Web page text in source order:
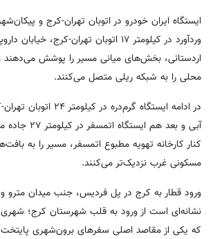
ایستگاه ایران خودرو در اتوبان تهران-کرج و
وردآورد در کیلومتر ۱۷ اتوبان تهران-کرج،
اردستانی، بخش‌های میانی مسیر را پوشش می‌دهند
محلی را به شبکه ریلی متصل می‌کنند.
در ادامه ایستگاه گرم‌دره در
آبی و بعد هم
کنار کارخانه تهویه مطبوع اتمسفر، مسیر را به
مسکونی غرب نزدیک‌تر می‌کنند.
ورود قطار به کرج در پل فردیس، جنب میدان مترو و
نشانه‌ای است از ورود به قلب شهرستان کرج؛ شهری
که یکی از مقاصد اصلی سفرهای برون‌شهری